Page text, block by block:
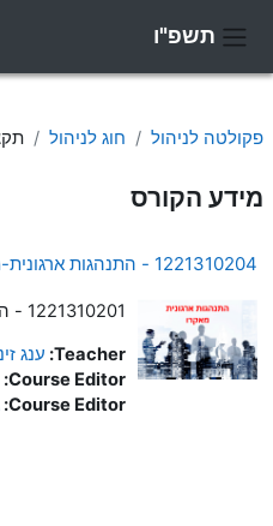
תשפ"ו
פקולטה לניהול חוג לניהול
מידע הקורס
1221310204 - התנהגות ארגונית-מאקרו (12213102-04-2025-2)
1221310201 - התנהגות ארגונית-מאקרו
Teacher: ענג
Course Editor:
Course Editor: